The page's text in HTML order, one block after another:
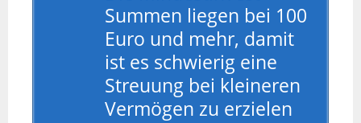
Summen liegen bei 100
Euro und mehr, damit
ist es schwierig eine
Streuung bei kleineren
Vermögen zu erzielen